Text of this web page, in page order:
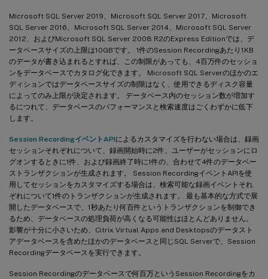
Microsoft SQL Server 2019、Microsoft SQL Server 2017、Microsoft
SQL Server 2016、Microsoft SQL Server 2014、Microsoft SQL Server
2012、およびMicrosoft SQL Server 2008 R2のExpress Editionでは、デ
ータベースサイズの上限は10GBです。 1件のSession Recordingあたり1KB
のデータが書き込まれるとすれば、この制限があっても、4百万件のセッショ
ンをデータベースでカタログ化できます。 Microsoft SQL Serverのほかのエ
ディションではデータベースサイズの制限はなく、使用できるディスク容量
によってのみ上限が決定されます。 データベース内のセッション数が増加す
るにつれて、データベースのパフォーマンスと検索速度はごくわずかに低下
します。
Session RecordingイベントAPIによるカスタマイズを行わない場合は、録画
セッションそれぞれについて、録画開始時に2件、ユーザーがセッションにロ
グオンするときに1件、および録画終了時に1件の、合わせて4件のデータベー
ストランザクションが生成されます。 Session RecordingイベントAPIを使
用してセッションをカスタマイズする場合は、検索可能な録画イベントそれ
ぞれについて1件のトランザクションが生成されます。 最も基本的な方式で展
開したデータベースで、1秒あたり何百件というトランザクションを制御でき
るため、データベースの処理負荷が高くなる可能性はほとんどありません。
影響が十分に小さいため、Citrix Virtual Apps and Desktopsのデータスト
アデータベースを含めたほかのデータベースと同じSQL Serverで、Session
Recordingデータベースを実行できます。
Session Recordingのデータベースで何百万というSession Recordingをカ